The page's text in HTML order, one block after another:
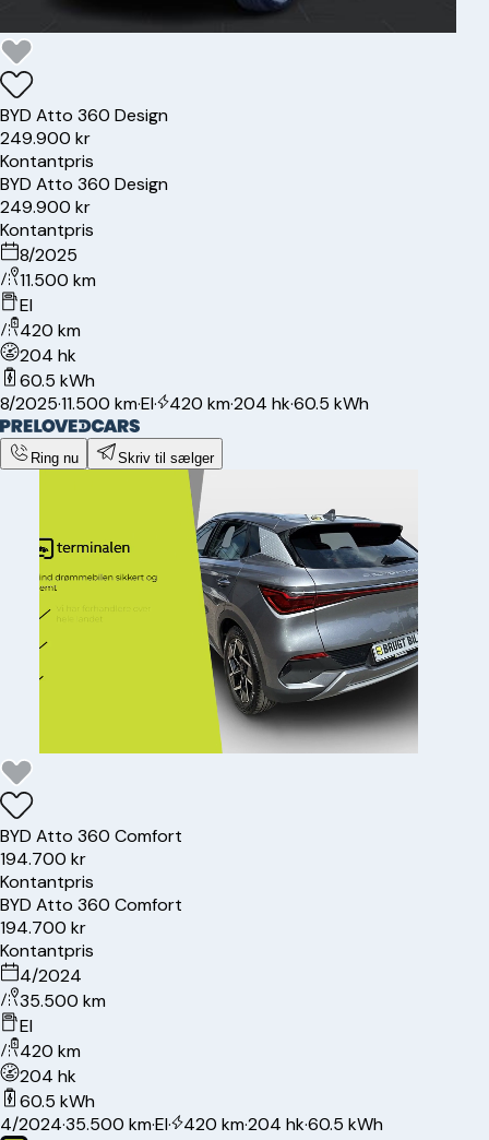
BYD Atto 360 Design
249.900 kr
Kontantpris
BYD Atto 360 Design
249.900 kr
Kontantpris
8/2025
11.500 km
El
420 km
204 hk
60.5 kWh
8/2025·11.500 km·El· 420 km·204 hk·60.5 kWh
Ring nu Skriv til sælger
BYD Atto 360 Comfort
194.700 kr
Kontantpris
BYD Atto 360 Comfort
194.700 kr
Kontantpris
4/2024
35.500 km
El
420 km
204 hk
60.5 kWh
4/2024·35.500 km·El· 420 km·204 hk·60.5 kWh